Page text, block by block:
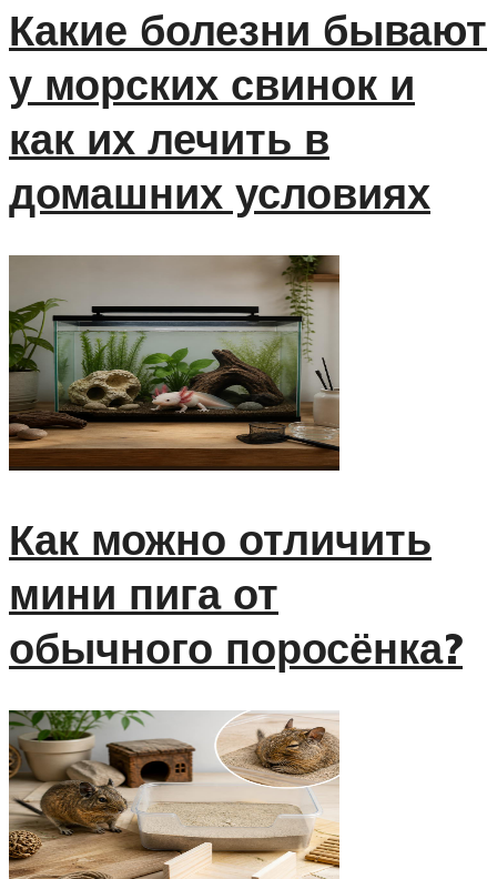
Какие болезни бывают
у морских свинок и
как их лечить в
домашних условиях
Как можно отличить
мини пига от
обычного поросёнка?